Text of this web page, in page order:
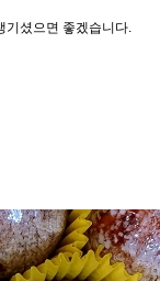
기셨으면 좋겠습니다.